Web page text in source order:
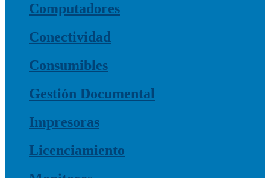
Computadores
Conectividad
Consumibles
Gestión Documental
Impresoras
Licenciamiento